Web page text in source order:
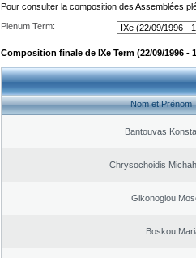
Pour consulter la composition des Assemblées
Plenum Term:
Composition finale de IXe Term (22/09/1996 -
Nom et Prénom
Bantouvas
Chrysochoidis
Gikonoglou
Boskou